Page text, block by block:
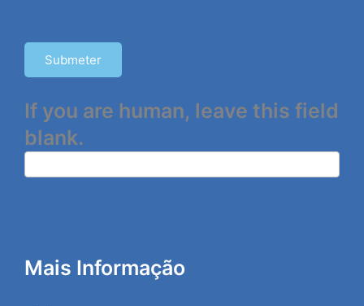
Submeter
If you are human, leave this field
blank.
Mais Informação